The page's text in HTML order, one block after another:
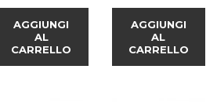
AGGIUNGI
AL
CARRELLO
AGGIUNGI
AL
CARRELLO